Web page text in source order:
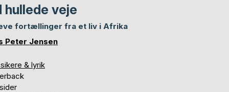
hullede veje
fortællinger fra et liv i Afrika
Peter Jensen
& lyrik